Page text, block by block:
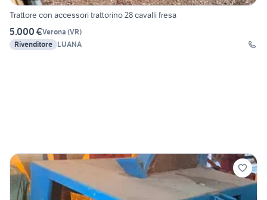
Trattore con accessori trattorino 28 cavalli fresa
5.000 €Verona (VR)
Rivenditore LUANA